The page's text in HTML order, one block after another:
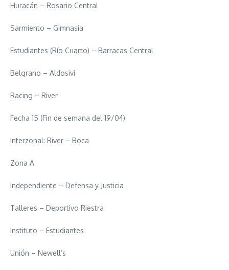
Huracán – Rosario Central
Sarmiento – Gimnasia
Estudiantes (Río Cuarto) – Barracas Central
Belgrano – Aldosivi
Racing – River
Fecha 15 (Fin de semana del 19/04)
Interzonal: River – Boca
Zona A
Independiente – Defensa y Justicia
Talleres – Deportivo Riestra
Instituto – Estudiantes
Unión – Newell’s